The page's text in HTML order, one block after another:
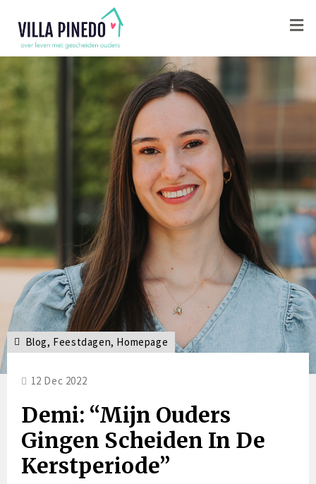
Blog, Feestdagen, Homepage
Demi: “Mijn Ouders
Gingen Scheiden In De
Kerstperiode”
12 Dec 2022